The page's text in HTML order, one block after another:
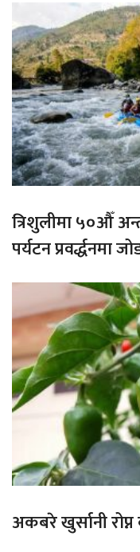
त्रिशुलीमा ५०औँ
पर्यटन प्रवर्द्धनमा
अकबरे खुर्सानी